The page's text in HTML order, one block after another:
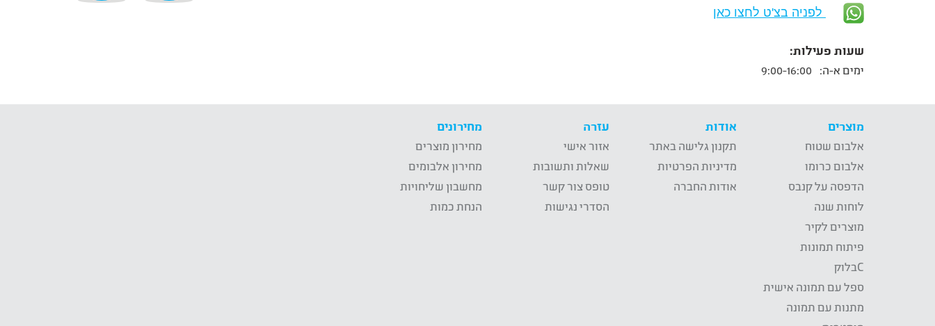
לפניה בצ'ט לחצו כאן
שעות פעילות:
ימים א-ה:
מוצרים
אלבום שטוח
אלבום כרומו
הדפסה על קנבס
לוחות שנה
מוצרים לקיר
פיתוח תמונות
Cבלוק
ספל עם תמונה אישית
מתנות עם תמונה
אודות
תקנון גלישה באתר
מדיניות הפרטיות
אודות החברה
עזרה
אזור אישי
שאלות ותשובות
טופס צור קשר
הסדרי נגישות
מחירונים
מחירון מוצרים
מחירון אלבומים
מחשבון שליחויות
הנחת כמות